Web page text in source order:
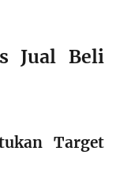
Jual Beli
Target